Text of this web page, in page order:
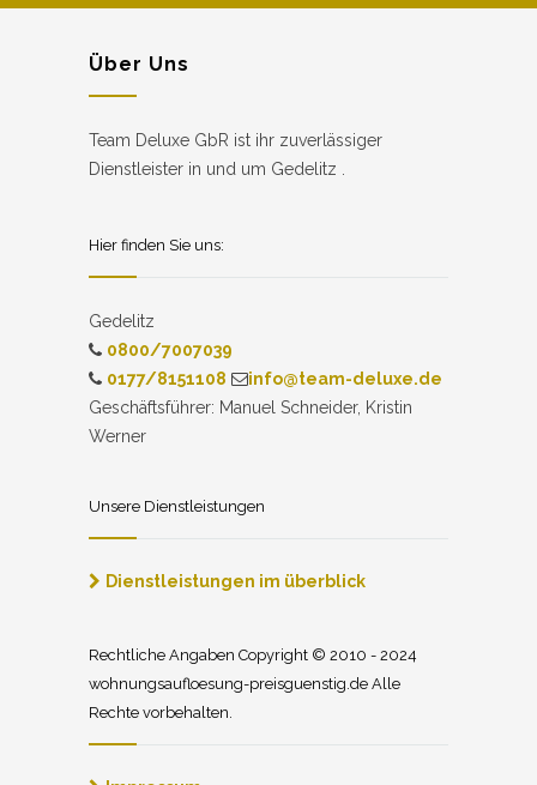
Über Uns
Team Deluxe GbR ist ihr zuverlässiger
Dienstleister in und um Gedelitz .
Hier finden Sie uns:
Gedelitz
0800/7007039
0177/8151108
info@team-deluxe.de
Geschäftsführer: Manuel Schneider, Kristin
Werner
Unsere Dienstleistungen
Dienstleistungen im überblick
Rechtliche Angaben Copyright © 2010 - 2024
wohnungsaufloesung-preisguenstig.de Alle
Rechte vorbehalten.